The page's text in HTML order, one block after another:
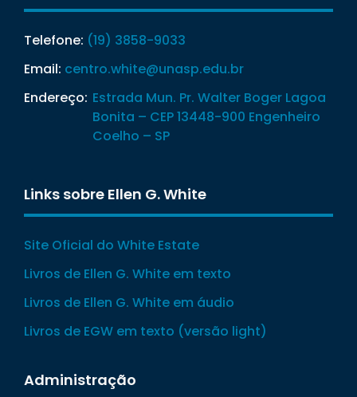
Telefone: (19) 3858-9033
Email: centro.white@unasp.edu.br
Endereço: Estrada Mun. Pr. Walter Boger Lagoa
Bonita – CEP 13448-900 Engenheiro
Coelho – SP
Links sobre Ellen G. White
Site Oficial do White Estate
Livros de Ellen G. White em texto
Livros de Ellen G. White em áudio
Livros de EGW em texto (versão light)
Administração